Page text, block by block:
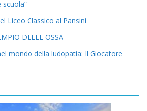
Liceo Classico al Pansini
DELLE OSSA
mondo della ludopatia: Il Giocatore